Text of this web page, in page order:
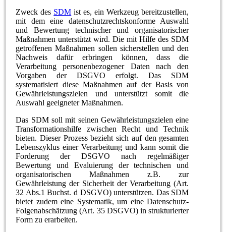
Zweck des SDM ist es, ein Werkzeug bereitzustellen,
mit dem eine datenschutzrechtskonforme Auswahl
und Bewertung technischer und organisatorischer
Maßnahmen unterstützt wird. Die mit Hilfe des SDM
getroffenen Maßnahmen sollen sicherstellen und den
Nachweis dafür erbringen können, dass die
Verarbeitung personenbezogener Daten nach den
Vorgaben der DSGVO erfolgt. Das SDM
systematisiert diese Maßnahmen auf der Basis von
Gewährleistungszielen und unterstützt somit die
Auswahl geeigneter Maßnahmen.
Das SDM soll mit seinen Gewährleistungszielen eine
Transformationshilfe zwischen Recht und Technik
bieten. Dieser Prozess bezieht sich auf den gesamten
Lebenszyklus einer Verarbeitung und kann somit die
Forderung der DSGVO nach regelmäßiger
Bewertung und Evaluierung der technischen und
organisatorischen Maßnahmen z.B. zur
Gewährleistung der Sicherheit der Verarbeitung (Art.
32 Abs.1 Buchst. d DSGVO) unterstützen. Das SDM
bietet zudem eine Systematik, um eine Datenschutz-
Folgenabschätzung (Art. 35 DSGVO) in strukturierter
Form zu erarbeiten.